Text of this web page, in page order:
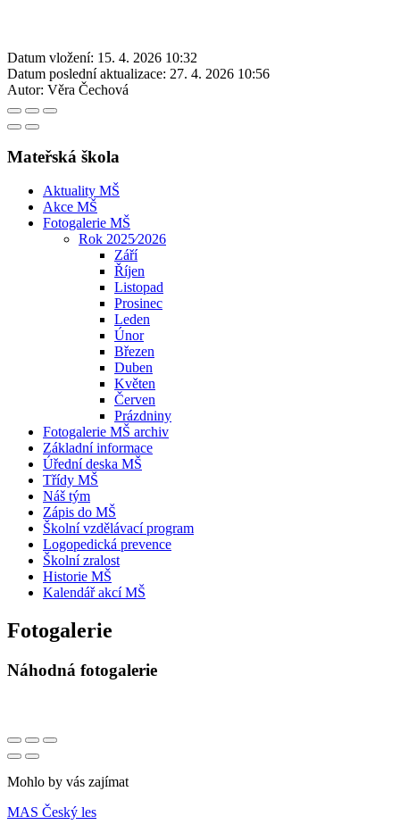
Datum vložení: 15. 4. 2026 10:32
Datum poslední aktualizace: 27. 4. 2026 10:56
Autor: Věra Čechová
Mateřská škola
Aktuality MŠ
Akce MŠ
Fotogalerie MŠ
Rok 2025⁄2026
Září
Říjen
Listopad
Prosinec
Leden
Únor
Březen
Duben
Květen
Červen
Prázdniny
Fotogalerie MŠ archiv
Základní informace
Úřední deska MŠ
Třídy MŠ
Náš tým
Zápis do MŠ
Školní vzdělávací program
Logopedická prevence
Školní zralost
Historie MŠ
Kalendář akcí MŠ
Fotogalerie
Náhodná fotogalerie
Mohlo by vás zajímat
MAS Český les